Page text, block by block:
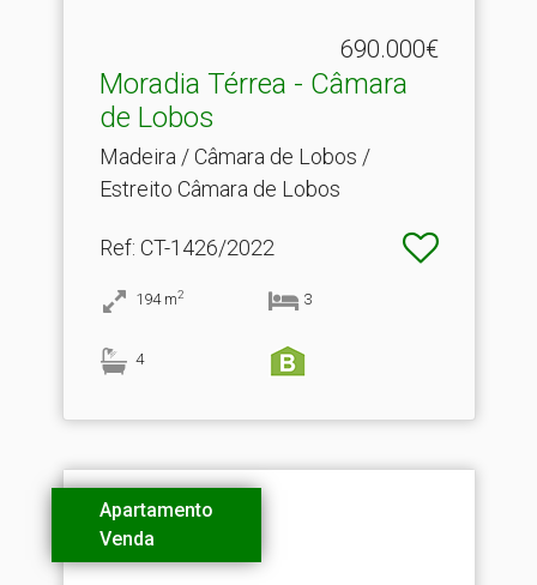
690.000€
Moradia Térrea - Câmara
de Lobos
Madeira / Câmara de Lobos /
Estreito Câmara de Lobos
Ref: CT-1426/2022
194 m2 3
4
Apartamento
Venda